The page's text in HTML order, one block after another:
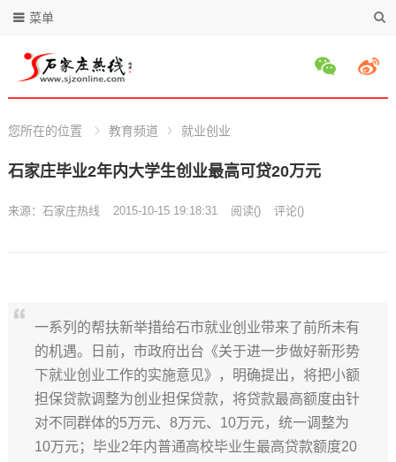
菜单
您所在的位置 教育频道 就业创业
石家庄毕业2年内大学生创业最高可贷20万元
来源： 石家庄热线 2015-10-15 19:18:31 阅读() 评论()
一系列的帮扶新举措给石市就业创业带来了前所未有
的机遇。日前，市政府出台《关于进一步做好新形势
下就业创业工作的实施意见》，明确提出，将把小额
担保贷款调整为创业担保贷款，将贷款最高额度由针
对不同群体的5万元、8万元、10万元，统一调整为
10万元；毕业2年内普通高校毕业生最高贷款额度20